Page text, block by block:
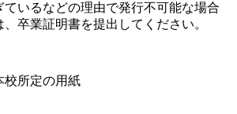
ているなどの理由で発行不可能な場合
、卒業証明書を提出してください。
校所定の用紙